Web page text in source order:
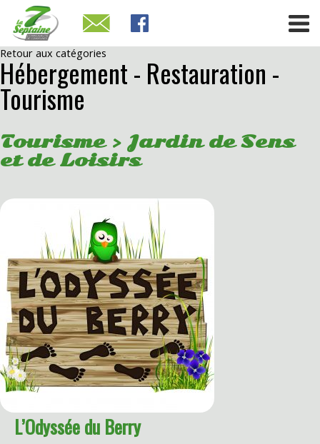
Retour aux catégories
Hébergement - Restauration -
Tourisme
Tourisme > Jardin de Sens
et de Loisirs
L’Odyssée du Berry